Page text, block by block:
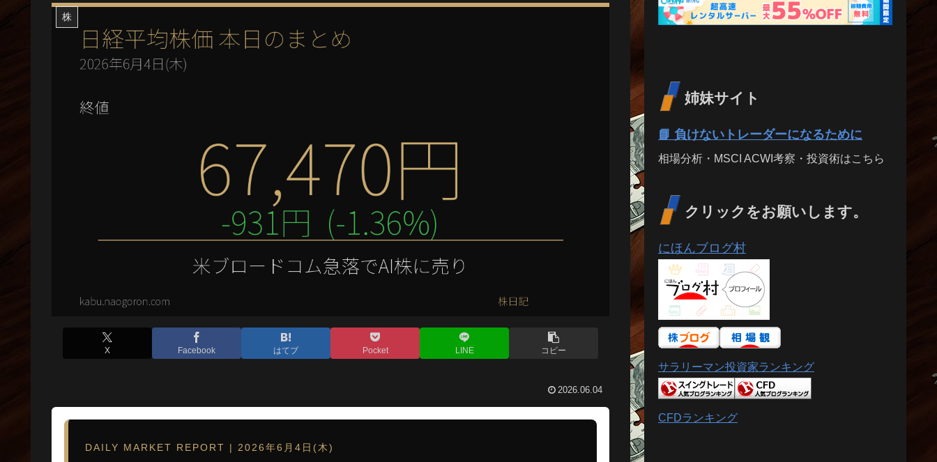
株
X Facebook はてブ Pocket LINE コピー
2026.06.04
DAILY MARKET REPORT | 2026年6月4日(木)
姉妹サイト
📘 負けないトレーダーになるために
相場分析・MSCI ACWI考察・投資術はこちら
クリックをお願いします。
にほんブログ村
サラリーマン投資家ランキング
CFDランキング